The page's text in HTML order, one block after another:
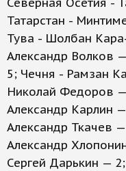
Татарстан -
Тува - Шолбан
Александр Волков
5; Чечня - Рамзан
Николай Федоров —
Александр Карлин
Александр Ткачев
Александр
Сергей Дарькин —